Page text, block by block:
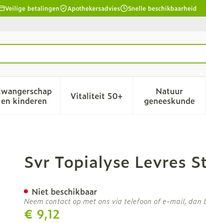
Veilige betalingen Apothekersadvies Snelle beschikbaarheid
verzorging en hygiëne categorie
voor Dieet, voeding en vitamines categorie
en kinderenToon submenu voor Zwangerschap en
Vitaliteit 50+Toon submenu voor
Natuur
geneeskunde
Toon
4g
Svr Topialyse Levres
€ 9,12
Niet beschikbaar
Neem contact op met ons via telefoon of e-mail, dan